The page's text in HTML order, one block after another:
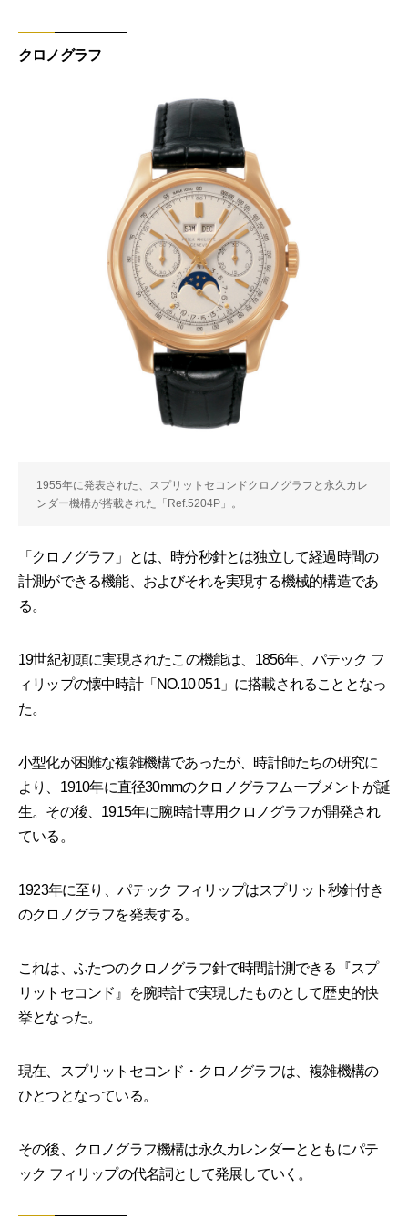
クロノグラフ
1955年に発表された、スプリットセコンドクロノグラフと永久カレ
ンダー機構が搭載された「Ref.5204P」。
「クロノグラフ」とは、時分秒針とは独立して経過時間の
計測ができる機能、およびそれを実現する機械的構造であ
る。
19世紀初頭に実現されたこの機能は、1856年、パテック フ
ィリップの懐中時計「NO.10 051」に搭載されることとなっ
た。
小型化が困難な複雑機構であったが、時計師たちの研究に
より、1910年に直径30mmのクロノグラフムーブメントが誕
生。その後、1915年に腕時計専用クロノグラフが開発され
ている。
1923年に至り、パテック フィリップはスプリット秒針付き
のクロノグラフを発表する。
これは、ふたつのクロノグラフ針で時間計測できる『スプ
リットセコンド』を腕時計で実現したものとして歴史的快
挙となった。
現在、スプリットセコンド・クロノグラフは、複雑機構の
ひとつとなっている。
その後、クロノグラフ機構は永久カレンダーとともにパテ
ック フィリップの代名詞として発展していく。